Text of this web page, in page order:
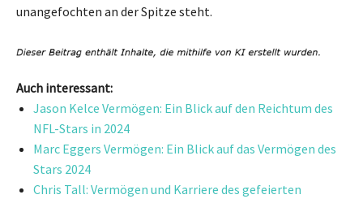
unangefochten an der Spitze steht.
Auch interessant:
Jason Kelce Vermögen: Ein Blick auf den Reichtum des
NFL-Stars in 2024
Marc Eggers Vermögen: Ein Blick auf das Vermögen des
Stars 2024
Chris Tall: Vermögen und Karriere des gefeierten